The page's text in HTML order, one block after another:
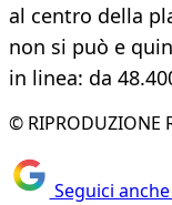
al centro della
non si può e
in linea: da
© RIPRODUZIONE
Seguici